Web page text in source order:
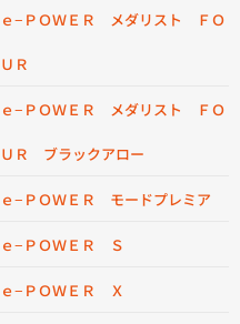
ｅ−ＰＯＷＥＲ メダリスト ＦＯ
ＵＲ
ｅ−ＰＯＷＥＲ メダリスト ＦＯ
ＵＲ ブラックアロー
ｅ−ＰＯＷＥＲ モードプレミア
ｅ−ＰＯＷＥＲ Ｓ
ｅ−ＰＯＷＥＲ Ｘ